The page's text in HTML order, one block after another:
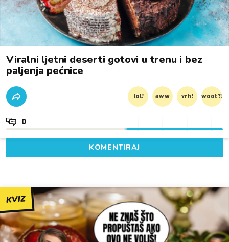
Viralni ljetni deserti gotovi u trenu i bez
paljenja pećnice
lol! aww vrh! woot?!
0
KOMENTIRAJ
KVIZ